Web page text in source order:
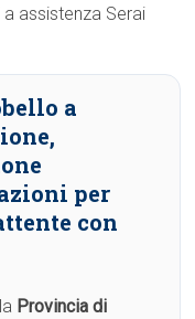
assistenza Serai
a
per
con
Provincia di